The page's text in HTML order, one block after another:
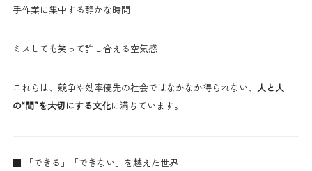
手作業に集中する静かな時間
ミスしても笑って許し合える空気感
これらは、競争や効率優先の社会ではなかなか得られない、
人と人
の“間”を大切にする文化に満ちています。
■ 「できる」「できない」を越えた世界